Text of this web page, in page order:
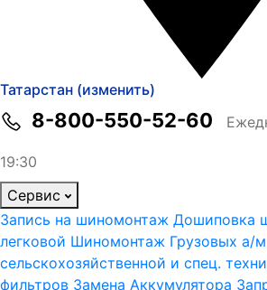
Татарстан (изменить)
8-800-550-52-60
19:30
Сервис
Запись на шиномонтаж Дошиповка
легковой Шиномонтаж Грузовых а/
сельскохозяйственной и спец.
фильтров Замена Аккумулятора